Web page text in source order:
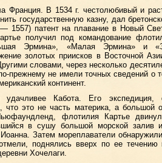
Франция. В 1534 г. честолюбивый и
государственную казну, дал
1557) патент на плавание в Новый
получил под командование
Эрмина», «Малая Эрмина» и
золотых приисков в Восточной
словами, через несколько
прежнему не имели точных сведений о
континент.
Кабота. Его экспедиция,
что это не часть материка, а большой
флотилия Картье
в сушу большой морской залив
Затем мореплаватели
поднялись вверх по ее течению
Хочелаги.